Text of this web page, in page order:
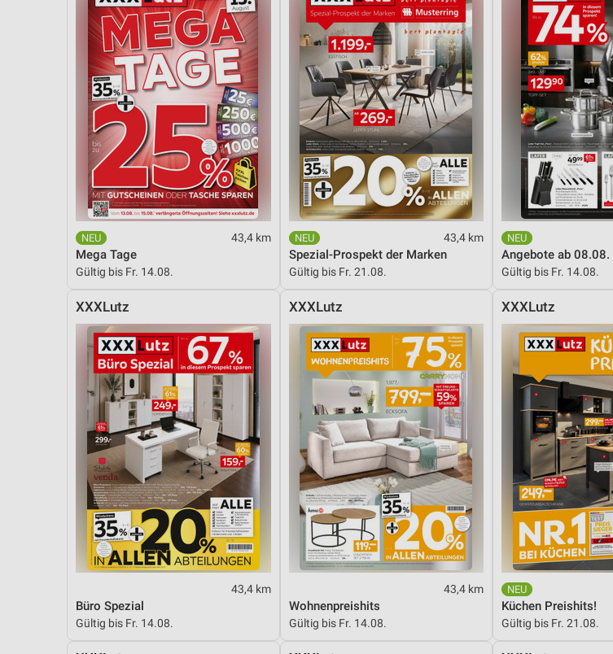
43,4 km
Mega Tage
Gültig bis Fr. 14.08.
43,4 km
Spezial-Prospekt der Marken
Gültig bis Fr. 21.08.
Angebote ab 08.08.
Gültig bis Fr. 14.08.
XXXLutz
43,4 km
Büro Spezial
Gültig bis Fr. 14.08.
XXXLutz
43,4 km
Wohnenpreishits
Gültig bis Fr. 14.08.
XXXLutz
Küchen Preishits!
Gültig bis Fr. 21.08.
Entwicklung und Verbesserung der Angebote
Verwendung reduzierter Daten zur Auswahl von Inhalten
IAB-Besonderheiten:
Verwendung genauer Standortdaten
Geräte anhand von aktiv angeforderten Informationen identifizieren
Nicht-IAB-Verarbeitungszwecke:
Performance
Funktional